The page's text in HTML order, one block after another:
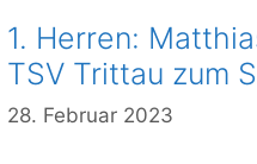
1. Herren:
TSV Trittau zum
28. Februar 2023